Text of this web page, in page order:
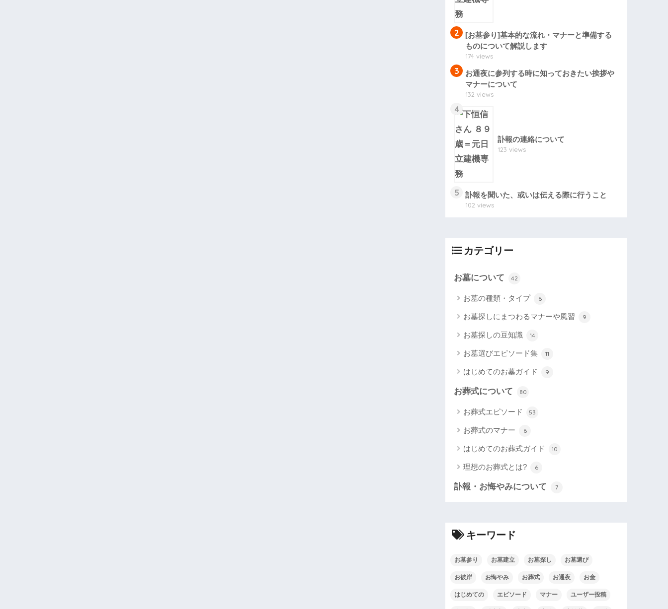
2
[お墓参り]基本的な流れ・マナーと準備する
ものについて解説します
174 views
3
お通夜に参列する時に知っておきたい挨拶や
マナーについて
132 views
4
訃報の連絡について
123 views
5 訃報を聞いた、或いは伝える際に行うこと
102 views
カテゴリー
お墓について 42
お墓の種類・タイプ 6
お墓探しにまつわるマナーや風習 9
お墓探しの豆知識 14
お墓選びエピソード集 11
はじめてのお墓ガイド 9
お葬式について 80
お葬式エピソード 53
お葬式のマナー 6
はじめてのお葬式ガイド 10
理想のお葬式とは? 6
訃報・お悔やみについて 7
キーワード
お墓参り お墓建立 お墓探し お墓選び
お彼岸 お悔やみ お葬式 お通夜 お金
はじめての エピソード マナー ユーザー投稿